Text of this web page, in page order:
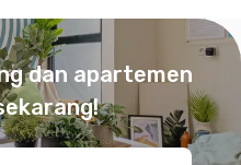
dan apartemen